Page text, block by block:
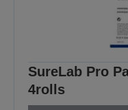
SureLab Pro
4rolls